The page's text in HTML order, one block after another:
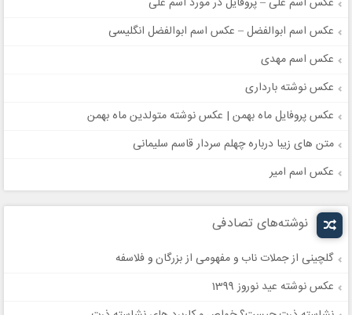
عکس اسم ابوالفضل – عکس اسم ابوالفضل انگلیسی
عکس اسم مهدی
عکس نوشته بارداری
عکس پروفایل ماه بهمن | عکس نوشته متولدین ماه بهمن
متن های زیبا درباره چهلم سردار قاسم سلیمانی
عکس اسم امیر
نوشته‌های تصادفی
گلچینی از جملات ناب و مفهومی از بزرگان و فلاسفه
عکس نوشته عید نوروز 1399